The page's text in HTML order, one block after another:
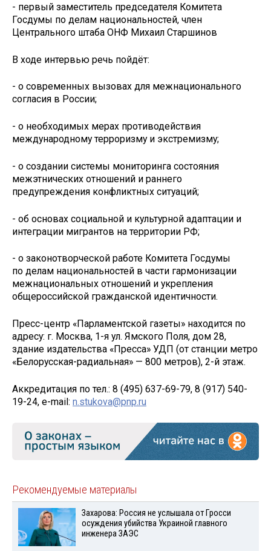
- первый заместитель председателя Комитета
Госдумы по делам национальностей, член
Центрального штаба ОНФ Михаил Старшинов
В ходе интервью речь пойдёт:
- о современных вызовах для межнационального
согласия в России;
- о необходимых мерах противодействия
международному терроризму и экстремизму;
- о создании системы мониторинга состояния
межэтнических отношений и раннего
предупреждения конфликтных ситуаций;
- об основах социальной и культурной адаптации и
интеграции мигрантов на территории РФ;
- о законотворческой работе Комитета Госдумы
по делам национальностей в части гармонизации
межнациональных отношений и укрепления
общероссийской гражданской идентичности.
Пресс-центр «Парламентской газеты» находится по
адресу: г. Москва, 1-я ул. Ямского Поля, дом 28,
здание издательства «Пресса» УДП (от станции метро
«Белорусская-радиальная» — 800 метров), 2-й этаж.
Аккредитация по тел.: 8 (495) 637-69-79, 8 (917) 540-
19-24, e-mail: n.stukova@pnp.ru
Рекомендуемые материалы
Захарова: Россия не услышала от Гросси
осуждения убийства Украиной главного
инженера ЗАЭС